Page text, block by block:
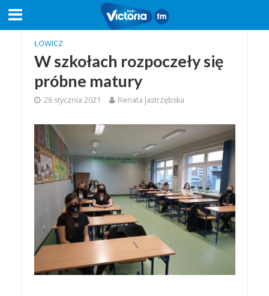
ŁOWICZ
W szkołach rozpoczeły się
próbne matury
26 stycznia 2021 Renata Jastrzębska